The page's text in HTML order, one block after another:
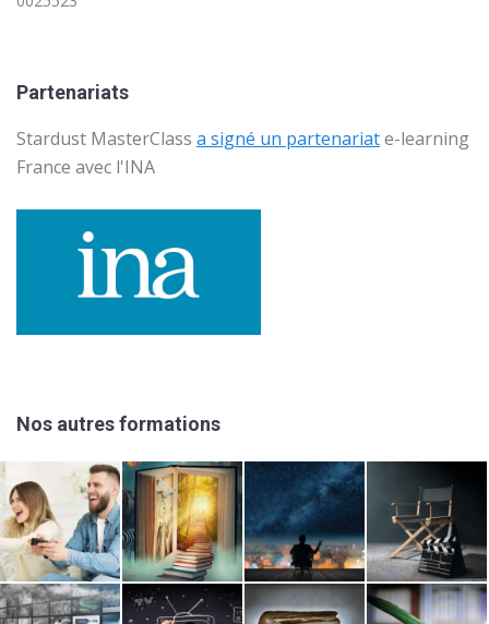
Partenariats
Stardust MasterClass a signé un partenariate-learning
France avec l'INA
Nos autres formations